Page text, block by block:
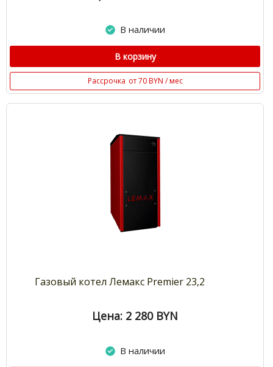
В наличии
В корзину
Рассрочка от 70 BYN / мес
Газовый котел Лемакс Premier 23,2
Цена: 2 280 BYN
В наличии